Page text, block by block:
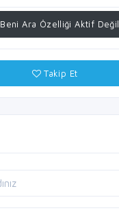
Beni Ara Özelliği Aktif Değil
Takip Et